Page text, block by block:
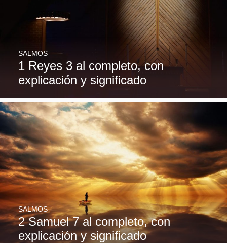
1 Reyes 3 al completo, con
explicación y significado
SALMOS
2 Samuel 7 al completo, con
explicación y significado
SALMOS